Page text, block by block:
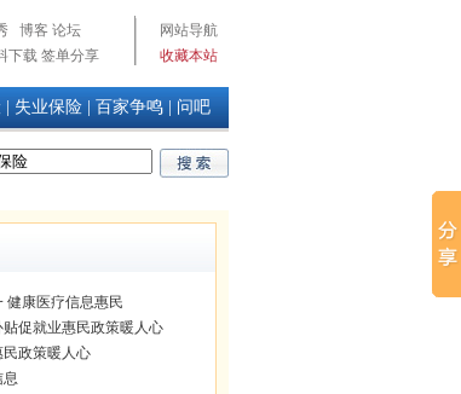
博客 论坛
下载 签单分享
网站导航
收藏本站
失业保险 百家争鸣 问吧
健康医疗信息惠民
促就业惠民政策暖人心
政策暖人心
息